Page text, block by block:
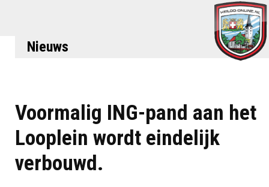
Nieuws
Voormalig ING-pand aan het
Looplein wordt eindelijk
verbouwd.